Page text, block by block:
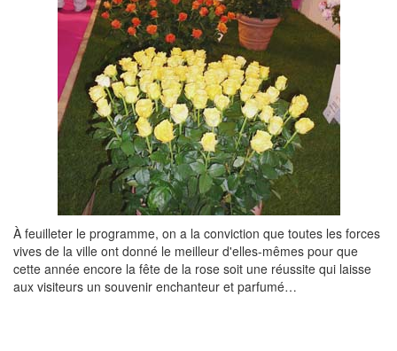
À feuilleter le programme, on a la conviction que toutes les forces
vives de la ville ont donné le meilleur d'elles-mêmes pour que
cette année encore la fête de la rose soit une réussite qui laisse
aux visiteurs un souvenir enchanteur et parfumé…